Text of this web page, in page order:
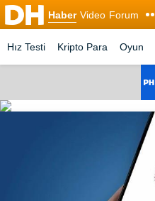
Haber Video Forum
Hız Testi Kripto Para Oyun